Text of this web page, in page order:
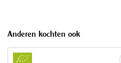
Anderen kochten ook